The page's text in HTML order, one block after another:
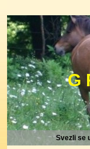
G
Svezli se